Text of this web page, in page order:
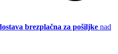
brezplačna za pošiljke nad